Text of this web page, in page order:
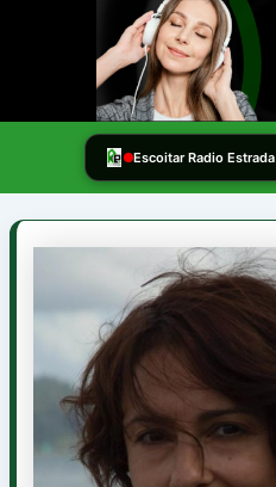
Escoitar Radio Estrada